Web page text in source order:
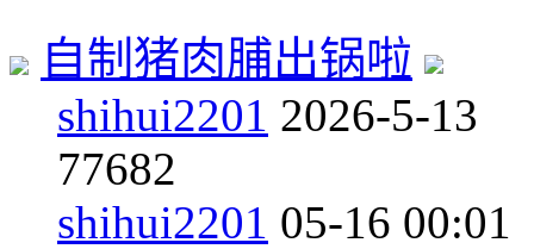
自制猪肉脯出锅啦
shihui2201 2026-5-13
77682
shihui2201 05-16 00:01